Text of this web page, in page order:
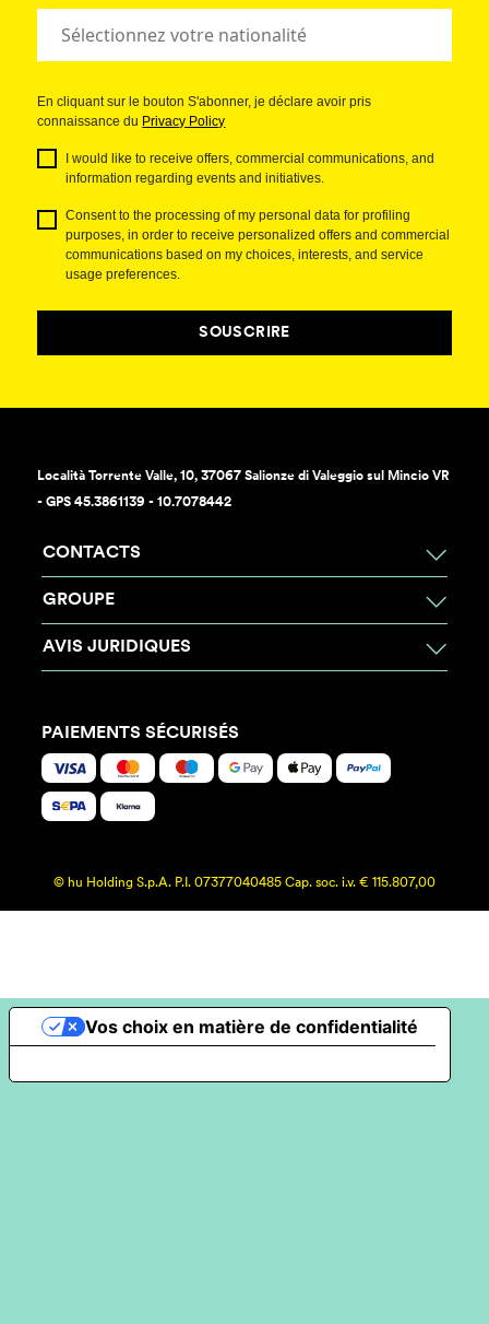
En cliquant sur le bouton S'abonner, je déclare avoir pris
connaissance du Privacy Policy
I would like to receive offers, commercial communications, and
information regarding events and initiatives.
Consent to the processing of my personal data for profiling
purposes, in order to receive personalized offers and commercial
communications based on my choices, interests, and service
usage preferences.
SOUSCRIRE
Località Torrente Valle, 10, 37067 Salionze di Valeggio sul Mincio VR
- GPS 45.3861139 - 10.7078442
CONTACTS
GROUPE
AVIS JURIDIQUES
PAIEMENTS SÉCURISÉS
© hu Holding S.p.A. P.I. 07377040485 Cap. soc. i.v. € 115.807,00
Vos choix en matière de confidentialité